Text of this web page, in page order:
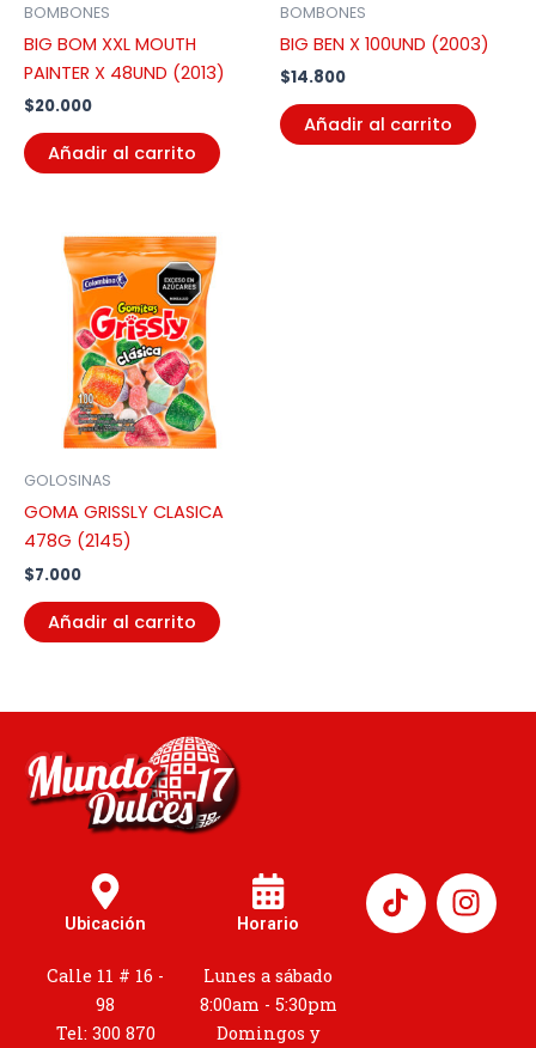
BOMBONES
BIG BOM XXL MOUTH
PAINTER X 48UND (2013)
$20.000
Añadir al carrito
BOMBONES
BIG BEN X 100UND (2003)
$14.800
Añadir al carrito
GOLOSINAS
GOMA GRISSLY CLASICA
478G (2145)
$7.000
Añadir al carrito
Ubicación
Calle 11 # 16 -
98
Tel: 300 870
Horario
Lunes a sábado
8:00am - 5:30pm
Domingos y
I
n
s